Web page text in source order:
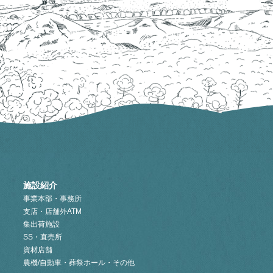
施設紹介
事業本部・事務所
支店・店舗外ATM
集出荷施設
SS・直売所
資材店舗
農機/自動車・葬祭ホール・その他